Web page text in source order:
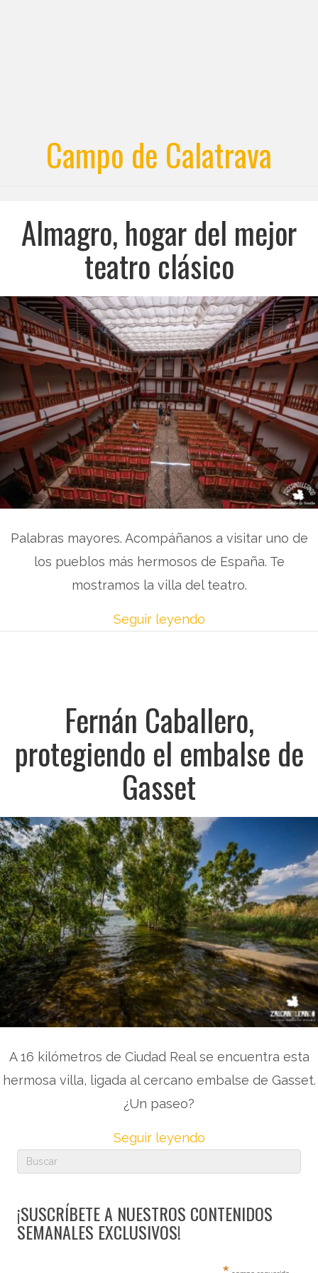
Campo de Calatrava
Almagro, hogar del mejor
teatro clásico
Palabras mayores. Acompáñanos a visitar uno de
los pueblos más hermosos de España. Te
mostramos la villa del teatro.
Seguir leyendo
Fernán Caballero,
protegiendo el embalse de
Gasset
A 16 kilómetros de Ciudad Real se encuentra esta
hermosa villa, ligada al cercano embalse de Gasset.
¿Un paseo?
Seguir leyendo
¡SUSCRÍBETE A NUESTROS CONTENIDOS
SEMANALES EXCLUSIVOS!